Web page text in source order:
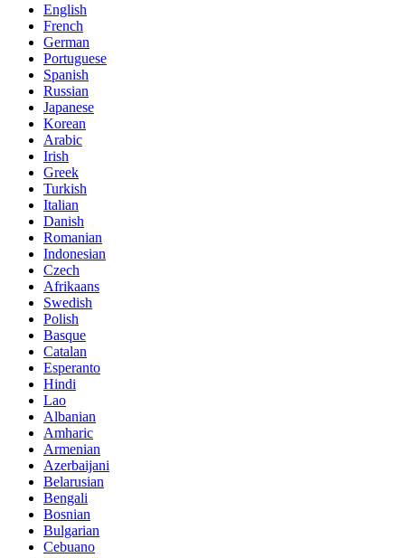
English
French
German
Portuguese
Spanish
Russian
Japanese
Korean
Arabic
Irish
Greek
Turkish
Italian
Danish
Romanian
Indonesian
Czech
Afrikaans
Swedish
Polish
Basque
Catalan
Esperanto
Hindi
Lao
Albanian
Amharic
Armenian
Azerbaijani
Belarusian
Bengali
Bosnian
Bulgarian
Cebuano